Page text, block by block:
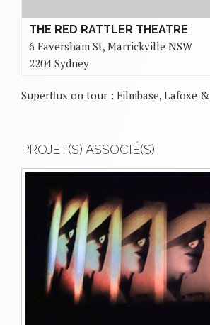
THE RED RATTLER THEATRE
6 Faversham St, Marrickville NSW
2204 Sydney
Superflux on tour : Filmbase, Lafoxe &
PROJET(S) ASSOCIÉ(S)